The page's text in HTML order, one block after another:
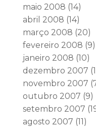
maio 2008 (14)
abril 2008 (14)
março 2008 (20)
fevereiro 2008 (9)
janeiro 2008 (10)
dezembro 2007
novembro 2007
outubro 2007 (9)
setembro 2007
agosto 2007 (11)